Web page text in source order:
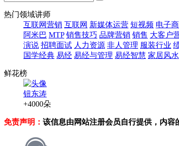
热门领域讲师
互联网营销 互联网 新媒体运营 短视频 电子
阿米巴 MTP 销售技巧 品牌营销 销售 大客户
演说 招聘面试 人力资源 非人管理 服装行业
国学经典 易经 易经与管理 易经智慧 家居风水
鲜花榜
钮东涛
+4000朵
免责声明： 该信息由网站注册会员自行提供，内容